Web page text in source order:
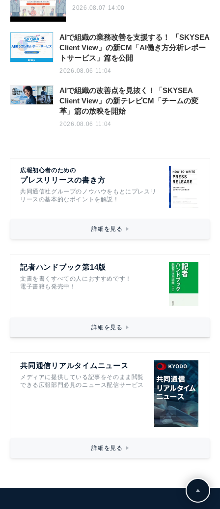
2026.08.07 14:00
AIで組織の業務改善を支援する！ 「SKYSEA
Client View」の新CM「AI働き方分析レポー
トサービス」篇を公開
2026.08.06 11:04
AIで組織の改善点を見抜く！「SKYSEA
Client View」の新テレビCM「チームの変
革」篇の放映を開始
2026.08.06 11:04
広報初心者のための
プレスリリースの書き方
共同通信社グループのノウハウをもとにプレスリ
リースの基本的なポイントを解説！
詳細を見る
記者ハンドブック第14版
文書を書くすべての人におすすめです！
電子書籍も発売中！
詳細を見る
共同通信リアルタイムニュース
メディアに提供している記事をそのまま閲覧
できる広報部門必見のニュース配信サービス
詳細を見る